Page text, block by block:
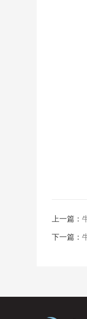
上一篇：
下一篇：